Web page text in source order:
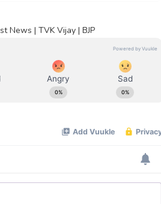
News | TVK Vijay | BJP